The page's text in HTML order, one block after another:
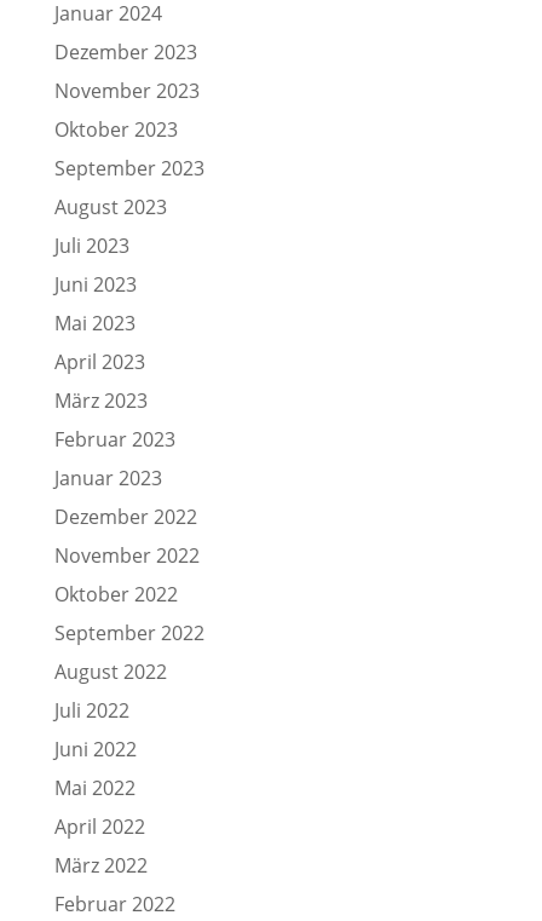
Januar 2024
Dezember 2023
November 2023
Oktober 2023
September 2023
August 2023
Juli 2023
Juni 2023
Mai 2023
April 2023
März 2023
Februar 2023
Januar 2023
Dezember 2022
November 2022
Oktober 2022
September 2022
August 2022
Juli 2022
Juni 2022
Mai 2022
April 2022
März 2022
Februar 2022